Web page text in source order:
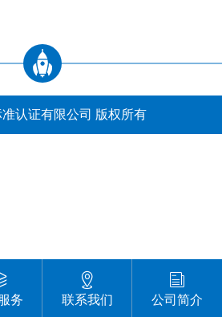
认证有限公司 版权所有
务 联系我们 公司简介